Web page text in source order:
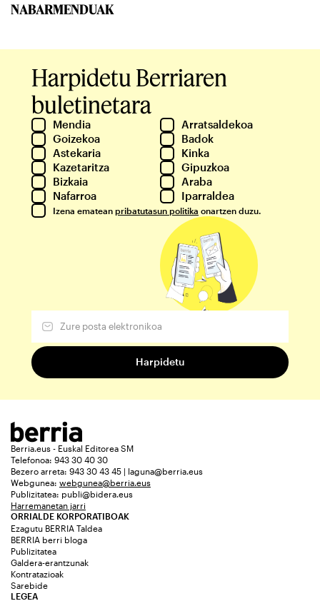
NABARMENDUAK
Harpidetu Berriaren
buletinetara
Mendia
Arratsaldekoa
Goizekoa
Badok
Astekaria
Kinka
Kazetaritza
Gipuzkoa
Bizkaia
Araba
Nafarroa
Iparraldea
Izena ematean pribatutasun politika onartzen duzu.
Berria.eus - Euskal Editorea SM
Telefonoa: 943 30 40 30
Bezero arreta: 943 30 43 45 | laguna@berria.eus
Webgunea: webgunea@berria.eus
Publizitatea: publi@bidera.eus
Harremanetan jarri
ORRIALDE KORPORATIBOAK
Ezagutu BERRIA Taldea
BERRIA berri bloga
Publizitatea
Galdera-erantzunak
Kontratazioak
Sarebide
LEGEA